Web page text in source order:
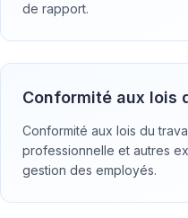
de rapport.
Conformité aux lois
Conformité aux lois du
professionnelle et autres
gestion des employés.